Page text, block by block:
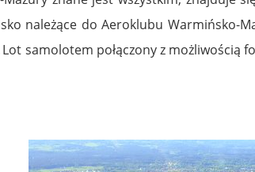
należące do Aeroklubu
samolotem połączony z